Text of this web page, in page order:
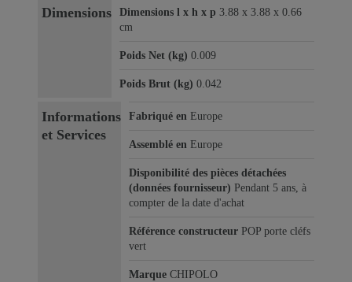
Dimensions Dimensions l x h x p 3.88 x 3.88 x 0.66
cm
Poids Net (kg) 0.009
Poids Brut (kg) 0.042
Informations
et Services
Fabriqué en Europe
Assemblé en Europe
Disponibilité des pièces détachées
(données fournisseur) Pendant 5 ans, à
compter de la date d'achat
Référence constructeur POP porte cléfs
vert
Marque CHIPOLO